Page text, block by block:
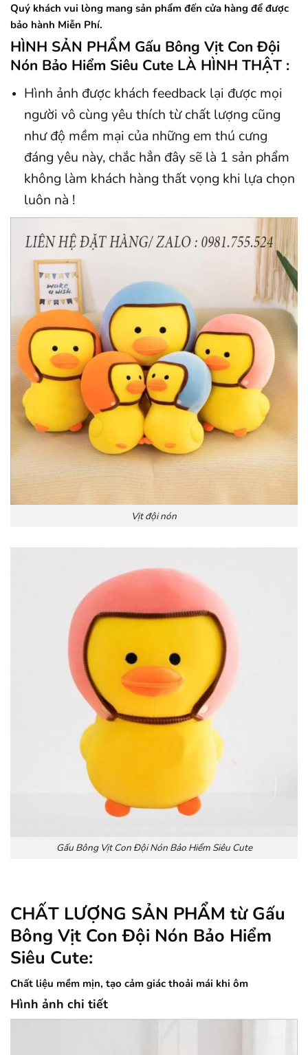
Quý khách vui lòng mang sản phẩm đến cửa hàng để được
bảo hành Miễn Phí.
HÌNH SẢN PHẨM Gấu Bông Vịt Con Đội
Nón Bảo Hiểm Siêu Cute LÀ HÌNH THẬT :
Hình ảnh được khách feedback lại được mọi
người vô cùng yêu thích từ chất lượng cũng
như độ mềm mại của những em thú cưng
đáng yêu này, chắc hẳn đây sẽ là 1 sản phẩm
không làm khách hàng thất vọng khi lựa chọn
luôn nà !
Vịt đội nón
Gấu Bông Vịt Con Đội Nón Bảo Hiểm Siêu Cute
CHẤT LƯỢNG SẢN PHẨM từ Gấu
Bông Vịt Con Đội Nón Bảo Hiểm
Siêu Cute:
Chất liệu mềm mịn, tạo cảm giác thoải mái khi ôm
Hình ảnh chi tiết